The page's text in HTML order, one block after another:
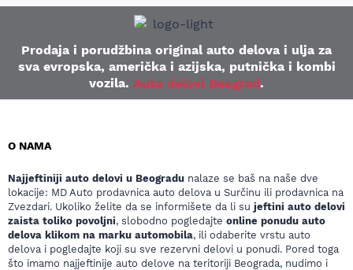
Prodaja i porudžbina original auto delova i ulja za
sva evropska, američka i azijska, putnička i kombi
vozila. Auto delovi Beograd.
O NAMA
Najjeftiniji auto delovi u Beogradu nalaze se baš na naše dve
lokacije: MD Auto prodavnica auto delova u Surčinu ili prodavnica na
Zvezdari. Ukoliko želite da se informišete da li su jeftini auto delovi
zaista toliko povoljni, slobodno pogledajte online ponudu auto
delova klikom na marku automobila, ili odaberite vrstu auto
delova i pogledajte koji su sve rezervni delovi u ponudi. Pored toga
što imamo najjeftinije auto delove na teritoriji Beograda, nudimo i